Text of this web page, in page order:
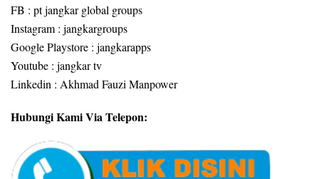
FB : pt jangkar global groups
Instagram : jangkargroups
Google Playstore : jangkarapps
Youtube : jangkar tv
Linkedin : Akhmad Fauzi Manpower
Hubungi Kami Via Telepon: